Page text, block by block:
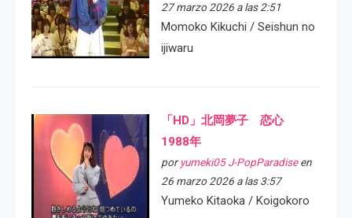
27 marzo 2026 a las 2:51
Momoko Kikuchi / Seishun no
ijiwaru
「HD」北岡夢子 恋心
1988年
por yumeki05 J-PopParadiseen
26 marzo 2026 a las 3:57
Yumeko Kitaoka / Koigokoro